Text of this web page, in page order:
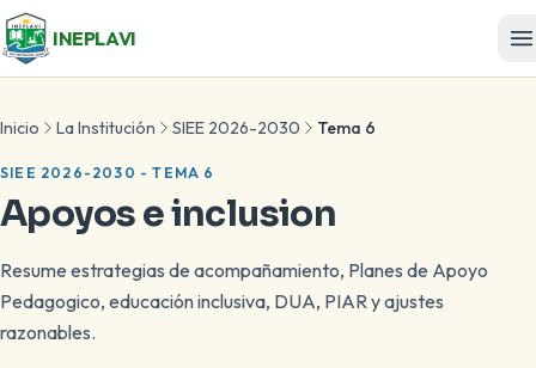
INEPLAVI
Inicio La Institución SIEE 2026-2030 Tema 6
SIEE 2026-2030 - TEMA 6
Apoyos e inclusion
Resume estrategias de acompañamiento, Planes de Apoyo
Pedagogico, educación inclusiva, DUA, PIAR y ajustes
razonables.